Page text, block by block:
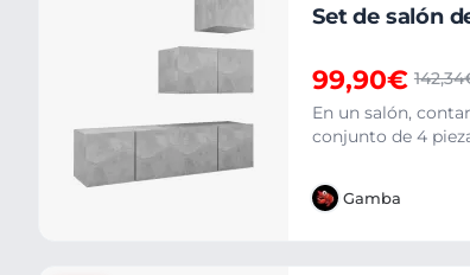
Set de salón
99,90€
En un salón,
conjunto de 4
Gamba